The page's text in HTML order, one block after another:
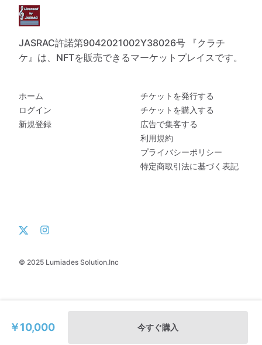
￥10,000 今すぐ購入
JASRAC許諾第9042021002Y38026号 『クラチ
ケ』は、NFTを販売できるマーケットプレイスです。
© 2025 Lumiades Solution.Inc
ホーム
ログイン
新規登録
チケットを発行する
チケットを購入する
広告で集客する
利用規約
プライバシーポリシー
特定商取引法に基づく表記